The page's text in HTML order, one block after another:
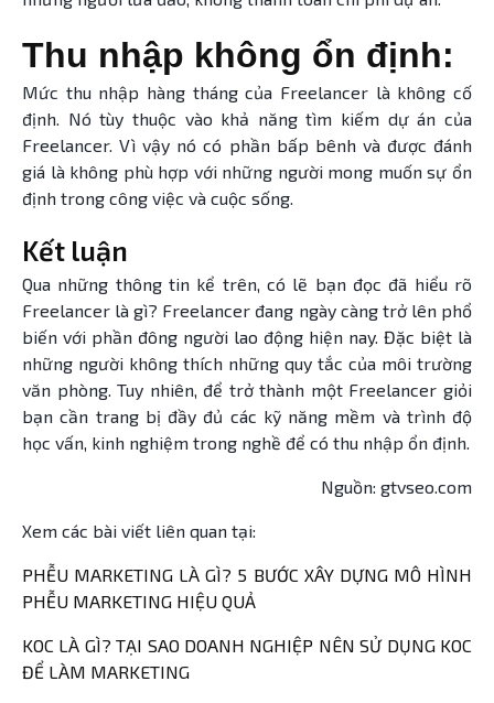
Thu nhập không ổn định:
Mức thu nhập hàng tháng của Freelancer là không cố
định. Nó tùy thuộc vào khả năng tìm kiếm dự án của
Freelancer. Vì vậy nó có phần bấp bênh và được đánh
giá là không phù hợp với những người mong muốn sự ổn
định trong công việc và cuộc sống.
Kết luận
Qua những thông tin kể trên, có lẽ bạn đọc đã hiểu rõ
Freelancer là gì? Freelancer đang ngày càng trở lên phổ
biến với phần đông người lao động hiện nay. Đặc biệt là
những người không thích những quy tắc của môi trường
văn phòng. Tuy nhiên, để trở thành một Freelancer giỏi
bạn cần trang bị đầy đủ các kỹ năng mềm và trình độ
học vấn, kinh nghiệm trong nghề để có thu nhập ổn định.
Nguồn: gtvseo.com
Xem các bài viết liên quan tại:
PHỄU MARKETING LÀ GÌ? 5 BƯỚC XÂY DỰNG MÔ HÌNH
PHỄU MARKETING HIỆU QUẢ
KOC LÀ GÌ? TẠI SAO DOANH NGHIỆP NÊN SỬ DỤNG KOC
ĐỂ LÀM MARKETING